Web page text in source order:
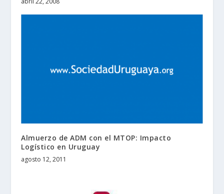
Almuerzo de ADM con el MTOP: Impacto
Logístico en Uruguay
agosto 12, 2011